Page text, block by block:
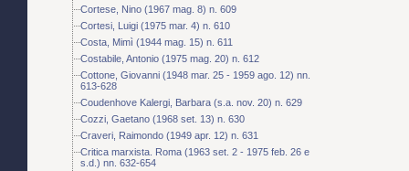
Cortese, Nino (1967 mag. 8) n. 609
Cortesi, Luigi (1975 mar. 4) n. 610
Costa, Mimì (1944 mag. 15) n. 611
Costabile, Antonio (1975 mag. 20) n. 612
Cottone, Giovanni (1948 mar. 25 - 1959 ago. 12) nn.
613-628
Coudenhove Kalergi, Barbara (s.a. nov. 20) n. 629
Cozzi, Gaetano (1968 set. 13) n. 630
Craveri, Raimondo (1949 apr. 12) n. 631
Critica marxista. Roma (1963 set. 2 - 1975 feb. 26 e
s.d.) nn. 632-654